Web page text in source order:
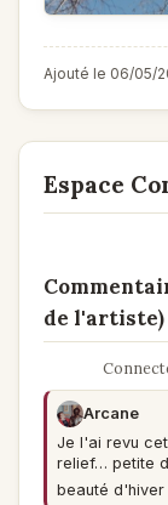
Ajouté le 06/05/
Espace
de l'artiste)
Arcane
Je l'ai revu
relief… petite
beauté d'hiver